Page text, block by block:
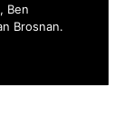
Ben
Brosnan.